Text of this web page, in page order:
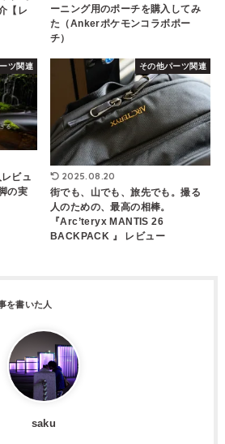
【レ
ーニング用のポーチを購入してみ
た（Ankerポケモンコラボポー
チ）
ツ関連
ビュ
の実
その他パーツ関連
2025.08.20
街でも、山でも、旅先でも。撮る
人のための、最高の相棒。
『Arc’teryx MANTIS 26
BACKPACK 』 レビュー
saku